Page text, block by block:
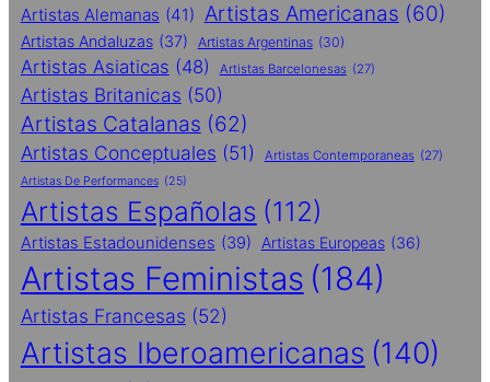
Artistas Alemanas (41) Artistas Americanas (60)
Artistas Andaluzas (37) Artistas Argentinas (30)
Artistas Asiaticas (48) Artistas Barcelonesas (27)
Artistas Britanicas (50)
Artistas Catalanas (62)
Artistas Conceptuales (51) Artistas Contemporaneas (27)
Artistas De Performances (25)
Artistas Españolas (112)
Artistas Estadounidenses (39) Artistas Europeas (36)
Artistas Feministas (184)
Artistas Francesas (52)
Artistas Iberoamericanas (140)